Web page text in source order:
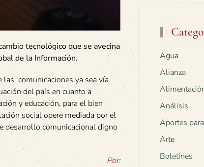
tecnológico que se avecina
de la Información.
comunicaciones ya sea vía
del país en cuanto a
y educación, para el bien
social opere mediada por el
desarrollo comunicacional digno
Por:
Agua
Alianza
Análisis
Aportes
Arte
Boletines